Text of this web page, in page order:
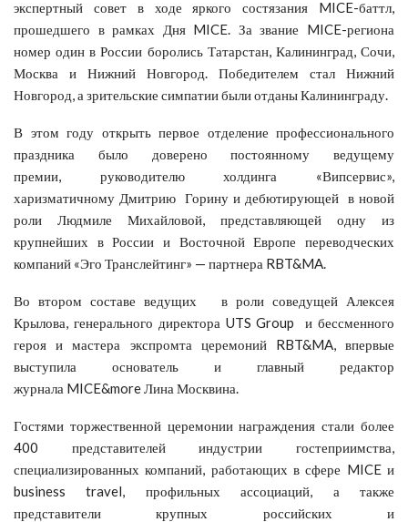
экспертный совет в ходе яркого состязания MICE-баттл,
прошедшего в рамках Дня MICE. За звание MICE-региона
номер один в России боролись Татарстан, Калининград, Сочи,
Москва и Нижний Новгород. Победителем стал Нижний
Новгород, а зрительские симпатии были отданы Калининграду.
В этом году открыть первое отделение профессионального
праздника было доверено постоянному ведущему
премии, руководителю холдинга «Випсервис»,
харизматичному Дмитрию Горину и дебютирующей в новой
роли Людмиле Михайловой, представляющей одну из
крупнейших в России и Восточной Европе переводческих
компаний «Эго Транслейтинг» — партнера RBT&MA.
Во втором составе ведущих в роли соведущей Алексея
Крылова, генерального директора UTS Group и бессменного
героя и мастера экспромта церемоний RBT&MA, впервые
выступила основатель и главный редактор
журнала MICE&more Лина Москвина.
Гостями торжественной церемонии награждения стали более
400 представителей индустрии гостеприимства,
специализированных компаний, работающих в сфере MICE и
business travel, профильных ассоциаций, а также
представители крупных российских и